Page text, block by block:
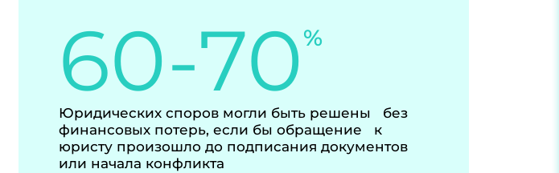
60-70%
Юридических споров могли быть решены без
финансовых потерь, если бы обращение к
юристу произошло до подписания документов
или начала конфликта